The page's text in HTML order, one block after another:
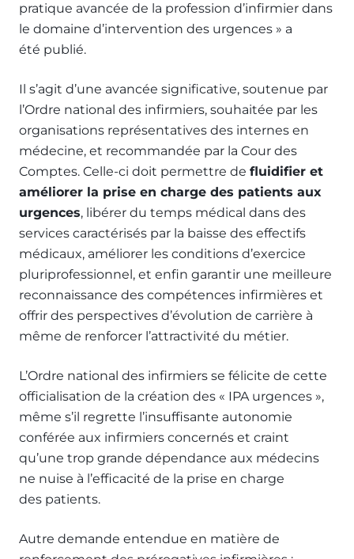
pratique avancée de la profession d’infirmier dans
le domaine d’intervention des urgences » a
été publié.
Il s’agit d’une avancée significative, soutenue par
l’Ordre national des infirmiers, souhaitée par les
organisations représentatives des internes en
médecine, et recommandée par la Cour des
Comptes. Celle-ci doit permettre de fluidifier et
améliorer la prise en charge des patients aux
urgences, libérer du temps médical dans des
services caractérisés par la baisse des effectifs
médicaux, améliorer les conditions d’exercice
pluriprofessionnel, et enfin garantir une meilleure
reconnaissance des compétences infirmières et
offrir des perspectives d’évolution de carrière à
même de renforcer l’attractivité du métier.
L’Ordre national des infirmiers se félicite de cette
officialisation de la création des « IPA urgences »,
même s’il regrette l’insuffisante autonomie
conférée aux infirmiers concernés et craint
qu’une trop grande dépendance aux médecins
ne nuise à l’efficacité de la prise en charge
des patients.
Autre demande entendue en matière de